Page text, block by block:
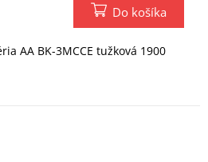
Do košíka
AA BK-3MCCE tužková 1900